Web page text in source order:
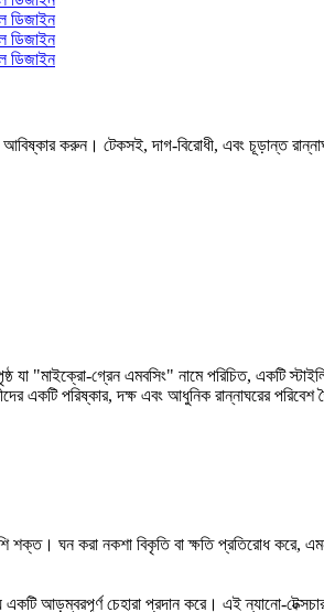
করুন। টেকসই, দাগ-বিরোধী, এবং চূড়ান্ত
যা "মাইক্রো-গ্রেন এমবসিং" নামে পরিচিত, একটি
একটি পরিষ্কার, দক্ষ এবং আধুনিক রান্নাঘরের পরিবেশ
শক্ত। ঘন করা নকশা বিকৃতি বা ক্ষতি প্রতিরোধ করে,
আড়ম্বরপূর্ণ চেহারা প্রদান করে। এই ন্যানো-